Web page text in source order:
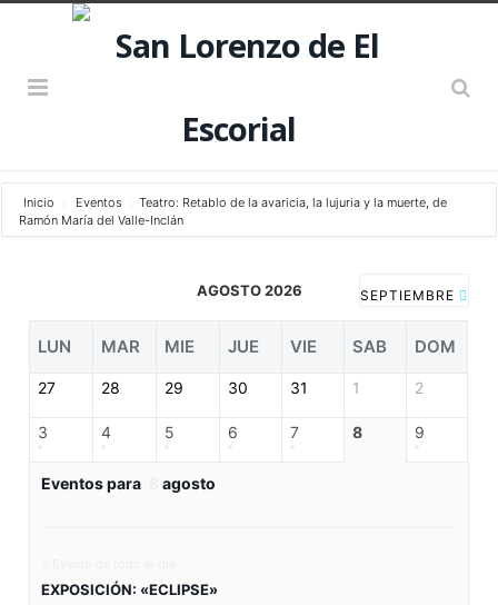
Inicio Eventos
Teatro: Retablo de la avaricia, la lujuria y la muerte, de
Ramón María del Valle-Inclán
AGOSTO 2026 SEPTIEMBRE
LUN MAR MIE JUE VIE SAB DOM
27 28 29 30 31 1 2
3 4 5 6 7 8 9
Eventos para agosto
EXPOSICIÓN: «ECLIPSE»